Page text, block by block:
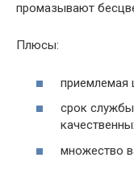
промазывают
Плюсы:
приемлемая
срок
множество